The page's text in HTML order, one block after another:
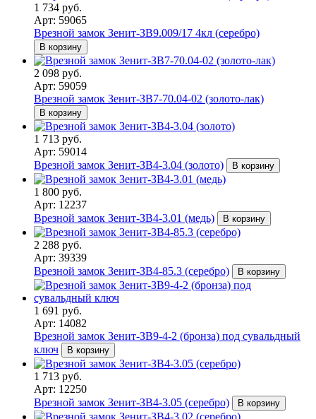
1 734 руб.
Арт: 59065
Врезной замок Зенит-ЗВ9.009/17 4кл (серебро)
В корзину
2 098 руб.
Арт: 59059
Врезной замок Зенит-ЗВ7-70.04-02 (золото-лак)
В корзину
1 713 руб.
Арт: 59014
Врезной замок Зенит-ЗВ4-3.04 (золото)
В корзину
1 800 руб.
Арт: 12237
Врезной замок Зенит-ЗВ4-3.01 (медь)
В корзину
2 288 руб.
Арт: 39339
Врезной замок Зенит-ЗВ4-85.3 (серебро)
В корзину
1 691 руб.
Арт: 14082
Врезной замок Зенит-ЗВ9-4-2 (бронза) под сувальдный
ключ
В корзину
1 713 руб.
Арт: 12250
Врезной замок Зенит-ЗВ4-3.05 (серебро)
В корзину